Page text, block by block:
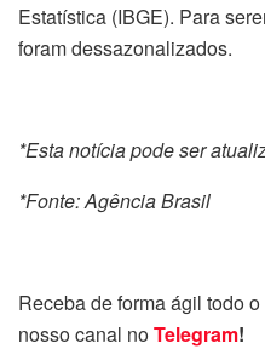
Estatística (IBGE). Para
foram dessazonalizados.
*Esta notícia pode ser
*Fonte: Agência Brasil
Receba de forma ágil todo
nosso canal noTelegram!